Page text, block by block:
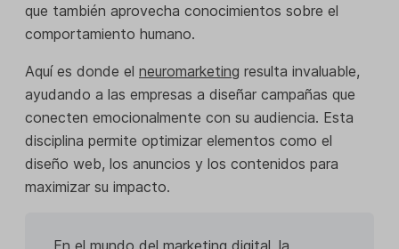
que también aprovecha conocimientos sobre el
comportamiento humano.
Aquí es donde el neuromarketing resulta invaluable,
ayudando a las empresas a diseñar campañas que
conecten emocionalmente con su audiencia. Esta
disciplina permite optimizar elementos como el
diseño web, los anuncios y los contenidos para
maximizar su impacto.
En el mundo del marketing digital, la